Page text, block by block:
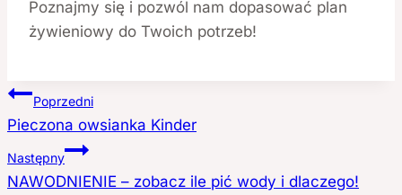
Poznajmy się i pozwól nam dopasować plan
żywieniowy do Twoich potrzeb!
Nawigacja
wpisu
Poprzedni
Pieczona owsianka Kinder
Następny
NAWODNIENIE – zobacz ile pić wody i dlaczego!